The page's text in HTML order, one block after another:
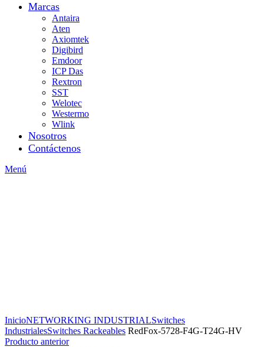
Marcas
Antaira
Aten
Axiomtek
Digibird
Emdoor
ICP Das
Rextron
SST
Welotec
Westermo
Wlink
Nosotros
Contáctenos
Menú
InicioNETWORKING INDUSTRIALSwitches
IndustrialesSwitches Rackeables RedFox-5728-F4G-T24G-HV
Producto anterior